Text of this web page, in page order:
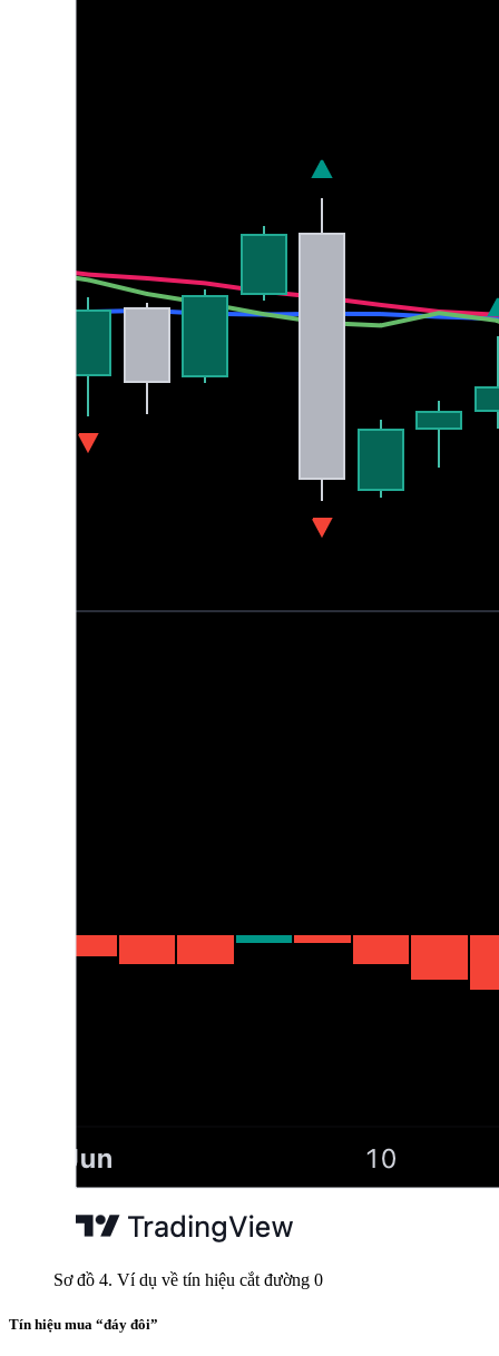
Sơ đồ 4. Ví dụ về tín hiệu cắt đường 0
Tín hiệu mua “đáy đôi”